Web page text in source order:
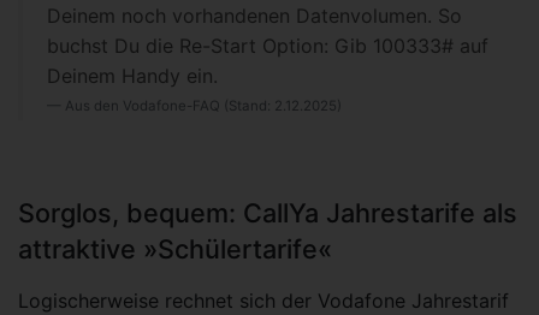
Deinem noch vorhandenen Datenvolumen. So
buchst Du die Re-Start Option: Gib 100333# auf
Deinem Handy ein.
Aus den Vodafone-FAQ (Stand: 2.12.2025)
Sorglos, bequem: CallYa Jahrestarife als
attraktive »Schülertarife«
Logischerweise rechnet sich der Vodafone Jahrestarif